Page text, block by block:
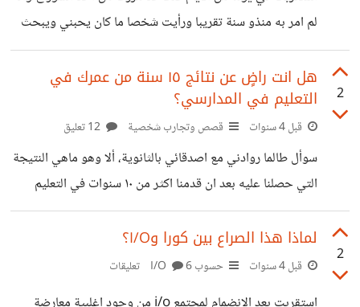
الهواتف او الاباحية او المخدرات او
لم امر به منذو سنة تقريبا ورأيت شخصا ما كان يحبني ويبحث
عني كثيرا قبل اقل من سنتين، وكنت ابادله نفس الشيئ، لكن كان
للقدر رأيا اخر واختفى كلً منا. بعد سنتين ومررت بجانبه وكلمته
نحن ننسى من احببنا ام اننا نتناسى ذلك او اننا نتظاهر بذلك
فحسب؟
2
هل انت راضٍ عن نتائج ١٥ سنة من عمرك في
التعليم في المدارسي؟
قبل 4 سنوات قصص وتجارب شخصية
سوأل طالما روادني مع اصدقائي بالثانوية، ألا وهو ماهي النتيجة
التي حصلنا عليه بعد ان قدمنا اكثر من ١٠ سنوات في التعليم
المدرسي في المدارس بين التعليم الاساسي والاعدادي والأن
نملك؟!! ماهو انطباعك انت عن نفسك بعد مرور تلك السنوات
2
لماذا هذا الصراع بين كورا وI/O؟
قبل 4 سنوات حسوب I/O6 تعليقات